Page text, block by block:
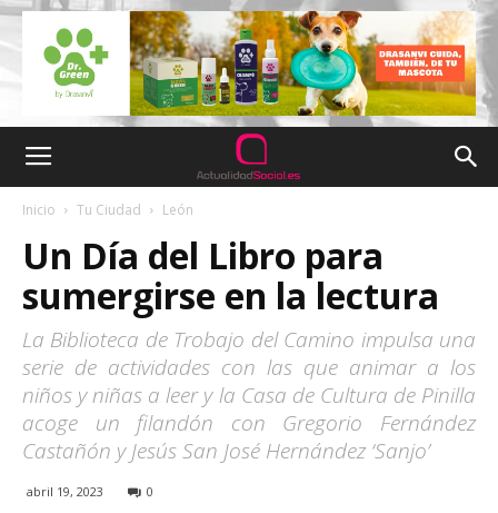
Inicio Tu Ciudad León
Un Día del Libro para
sumergirse en la lectura
La Biblioteca de Trobajo del Camino impulsa una
serie de actividades con las que animar a los
niños y niñas a leer y la Casa de Cultura de Pinilla
acoge un filandón con Gregorio Fernández
Castañón y Jesús San José Hernández ‘Sanjo’
abril 19, 2023 0